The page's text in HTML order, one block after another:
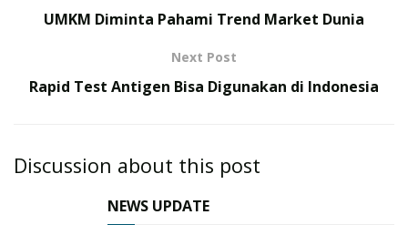
UMKM Diminta Pahami Trend Market Dunia
Next Post
Rapid Test Antigen Bisa Digunakan di Indonesia
Discussion about this post
NEWS UPDATE